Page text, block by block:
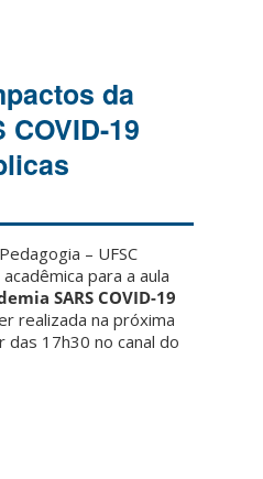
da
19
– UFSC
para a aula
SARS COVID-19
realizada na próxima
17h30 no canal do